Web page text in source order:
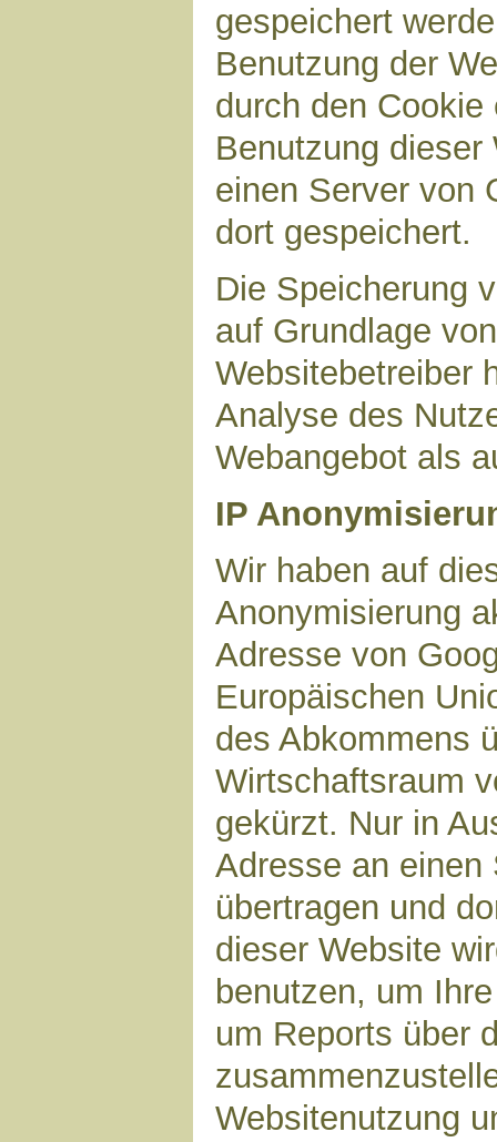
gespeichert
Benutzung der
durch den
Benutzung dieser
einen Server von
dort gespeichert.
Die Speicherung
auf Grundlage
Websitebetreiber
Analyse des
Webangebot als
IP
Wir haben auf
Anonymisierung
Adresse von
Europäischen
des Abkommens
Wirtschaftsraum
gekürzt. Nur in
Adresse an einen
übertragen und
dieser Website
benutzen, um
um Reports über
Websitenutzung